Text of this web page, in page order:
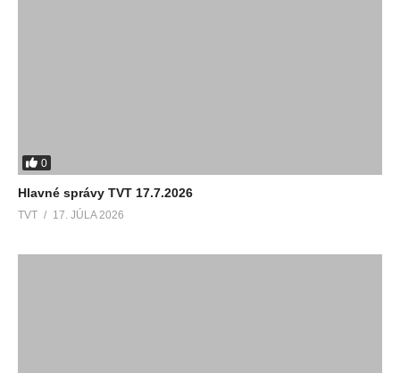
0
Hlavné správy TVT 17.7.2026
TVT 17. JÚLA 2026